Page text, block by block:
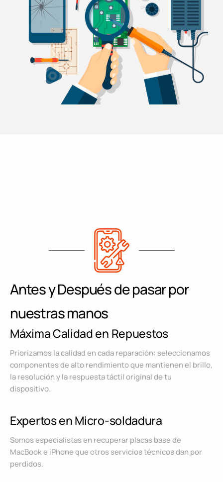
Antes y Después de pasar por
nuestras manos
Máxima Calidad en Repuestos
Priorizamos la calidad en cada reparación: seleccionamos
componentes de alto rendimiento que mantienen el brillo,
la resolución y la respuesta táctil original de tu
dispositivo.
Expertos en Micro-soldadura
Somos especialistas en recuperar placas base de
MacBook e iPhone que otros servicios técnicos dan por
perdidos.